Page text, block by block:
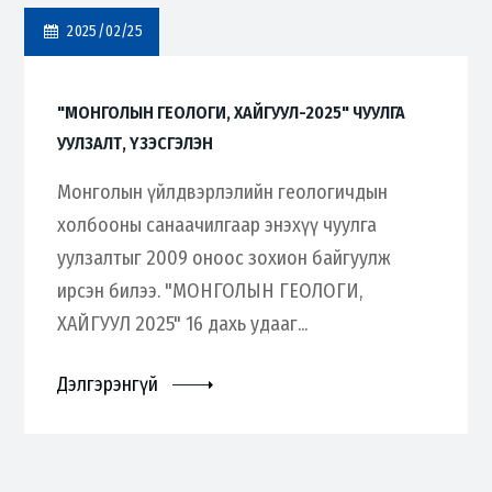
2025/02/25
"МОНГОЛЫН ГЕОЛОГИ, ХАЙГУУЛ-2025" ЧУУЛГА
УУЛЗАЛТ, ҮЗЭСГЭЛЭН
Монголын үйлдвэрлэлийн геологичдын
холбооны санаачилгаар энэхүү чуулга
уулзалтыг 2009 оноос зохион байгуулж
ирсэн билээ. "МОНГОЛЫН ГЕОЛОГИ,
ХАЙГУУЛ 2025" 16 дахь удааг...
Дэлгэрэнгүй